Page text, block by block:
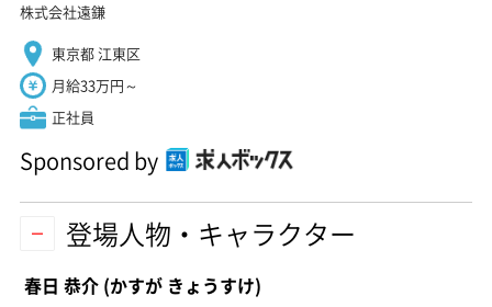
株式会社遠鎌
東京都 江東区
月給33万円～
正社員
Sponsored by
登場人物・キャラクター
春日 恭介 (かすが きょうすけ)